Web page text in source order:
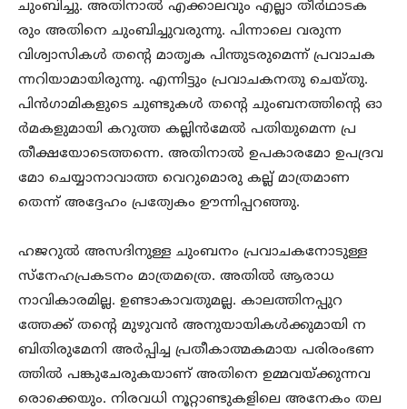
ചുംബിച്ചു. അതിനാൽ എക്കാലവും എല്ലാ തീർഥാടക
രും അതിനെ ചുംബിച്ചുവരുന്നു. പിന്നാലെ വരുന്ന
വിശ്വാസികൾ തന്റെ മാതൃക പിന്തുടരുമെന്ന് പ്രവാചക
ന്നറിയാമായിരുന്നു. എന്നിട്ടും പ്രവാചകനതു ചെയ്തു.
പിൻഗാമികളുടെ ചുണ്ടുകൾ തന്റെ ചുംബനത്തിന്റെ ഓ
ർമകളുമായി കറുത്ത കല്ലിൻമേൽ പതിയുമെന്ന പ്ര
തീക്ഷയോടെത്തന്നെ. അതിനാൽ ഉപകാരമോ ഉപദ്രവ
മോ ചെയ്യാനാവാത്ത വെറുമൊരു കല്ല് മാത്രമാണ
തെന്ന് അദ്ദേഹം പ്രത്യേകം ഊന്നിപ്പറഞ്ഞു.
ഹജറുൽ അസദിനുള്ള ചുംബനം പ്രവാചകനോടുള്ള
സ്നേഹപ്രകടനം മാത്രമത്രെ. അതിൽ ആരാധ
നാവികാരമില്ല. ഉണ്ടാകാവതുമല്ല. കാലത്തിനപ്പുറ
ത്തേക്ക് തന്റെ മുഴുവൻ അനുയായികൾക്കുമായി ന
ബിതിരുമേനി അർപ്പിച്ച പ്രതീകാത്മകമായ പരിരംഭണ
ത്തിൽ പങ്കുചേരുകയാണ് അതിനെ ഉമ്മവയ്ക്കുന്നവ
രൊക്കെയും. നിരവധി നൂറ്റാണ്ടുകളിലെ അനേകം തല